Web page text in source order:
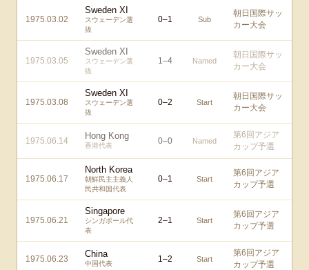
1975.03.02
Sweden XI
スウェーデン選
抜
0–1 Sub
朝日国際サッ
カー大会
1975.03.05
Sweden XI
スウェーデン選
抜
1–4 Named
朝日国際サッ
カー大会
1975.03.08
Sweden XI
スウェーデン選
抜
0–2 Start
朝日国際サッ
カー大会
1975.06.14 Hong Kong
香港代表 0–0 Named
第6回アジア
カップ予選
1975.06.17
North Korea
朝鮮民主主義人
民共和国代表
0–1 Start
第6回アジア
カップ予選
1975.06.21
Singapore
シンガポール代
表
2–1 Start
第6回アジア
カップ予選
1975.06.23 China
中国代表 1–2 Start
第6回アジア
カップ予選